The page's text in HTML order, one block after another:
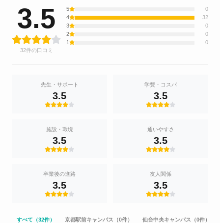
3.5
32件の口コミ
5
0
4
32
3
0
2
0
1
0
先生・サポート
3.5
学費・コスパ
3.5
施設・環境
3.5
通いやすさ
3.5
卒業後の進路
3.5
友人関係
3.5
すべて（32件） 京都駅前キャンパス（0件） 仙台中央キャンパス（0件）